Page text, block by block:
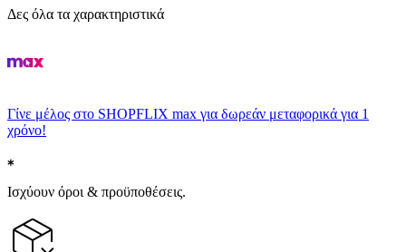
Δες όλα τα χαρακτηριστικά
Γίνε μέλος στο SHOPFLIX max για δωρεάν μεταφορικά για 1
χρόνο!
Ισχύουν όροι & προϋποθέσεις.